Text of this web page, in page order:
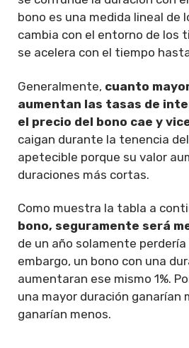
bono es una medida lineal de
cambia con el entorno de los
se acelera con el tiempo
Generalmente, cuanto
aumentan las tasas de
el precio del bono cae y
caigan durante la tenencia
apetecible porque su valor
duraciones más cortas.
Como muestra la tabla a
bono, seguramente será
de un año solamente perdería
embargo, un bono con una
aumentaran ese mismo 1%.
una mayor duración ganarían
ganarían menos.